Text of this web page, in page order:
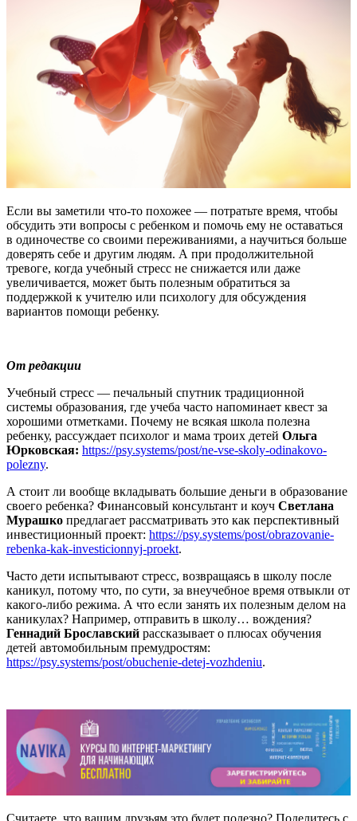
Если вы заметили что-то похожее — потратьте время, чтобы
обсудить эти вопросы с ребенком и помочь ему не оставаться
в одиночестве со своими переживаниями, а научиться больше
доверять себе и другим людям. А при продолжительной
тревоге, когда учебный стресс не снижается или даже
увеличивается, может быть полезным обратиться за
поддержкой к учителю или психологу для обсуждения
вариантов помощи ребенку.
От редакции
Учебный стресс — печальный спутник традиционной
системы образования, где учеба часто напоминает квест за
хорошими отметками. Почему не всякая школа полезна
ребенку, рассуждает психолог и мама троих детей Ольга
Юрковская: https://psy.systems/post/ne-vse-skoly-odinakovo-
polezny.
А стоит ли вообще вкладывать большие деньги в образование
своего ребенка? Финансовый консультант и коуч Светлана
Мурашко предлагает рассматривать это как перспективный
инвестиционный проект: https://psy.systems/post/obrazovanie-
rebenka-kak-investicionnyj-proekt.
Часто дети испытывают стресс, возвращаясь в школу после
каникул, потому что, по сути, за внеучебное время отвыкли от
какого-либо режима. А что если занять их полезным делом на
каникулах? Например, отправить в школу… вождения?
Геннадий Брославский рассказывает о плюсах обучения
детей автомобильным премудростям:
https://psy.systems/post/obuchenie-detej-vozhdeniu.